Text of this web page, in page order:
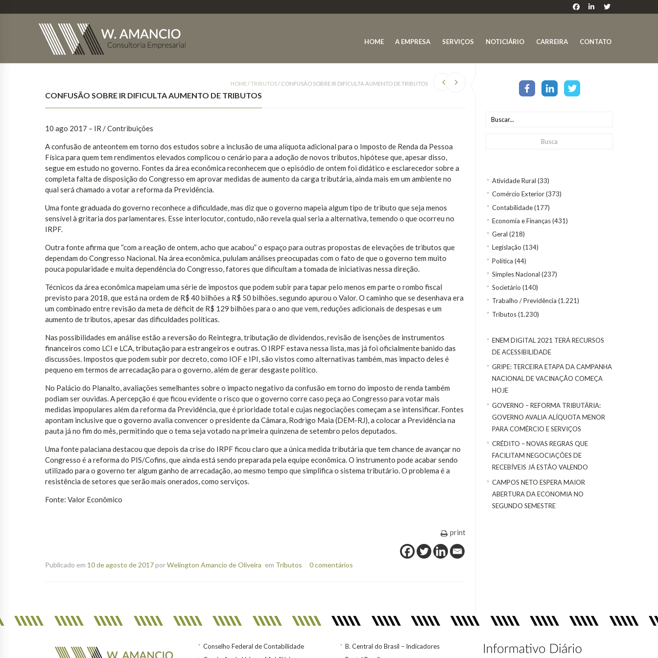
HOME A EMPRESA SERVIÇOS NOTICIÁRIO CARREIRA CONTATO
Atividade Rural (33)
Comércio Exterior(373)
Contabilidade(177)
Economia e Finanças(431)
Geral (218)
Legislação (134)
Política (44)
Simples Nacional (237)
Societário (140)
Trabalho / Previdência (1.221)
Tributos(1.230)
ENEM DIGITAL 2021 TERÁ RECURSOS
DE ACESSIBILIDADE
GRIPE: TERCEIRA ETAPA DA CAMPANHA
NACIONAL DE VACINAÇÃO COMEÇA
HOJE
GOVERNO – REFORMA TRIBUTÁRIA:
GOVERNO AVALIA ALÍQUOTA MENOR
PARA COMÉRCIO E SERVIÇOS
CRÉDITO – NOVAS REGRAS QUE
FACILITAM NEGOCIAÇÕES DE
RECEBÍVEIS JÁ ESTÃO VALENDO
CAMPOS NETO ESPERA MAIOR
ABERTURA DA ECONOMIA NO
SEGUNDO SEMESTRE
HOME/TRIBUTOS/ CONFUSÃO SOBRE IR DIFICULTA AUMENTO DE TRIBUTOS
CONFUSÃO SOBRE IR DIFICULTA AUMENTO DE TRIBUTOS
10 ago 2017 – IR / Contribuições
A confusão de anteontem em torno dos estudos sobre a inclusão de uma alíquota adicional para o Imposto de Renda da Pessoa
Física para quem tem rendimentos elevados complicou o cenário para a adoção de novos tributos, hipótese que, apesar disso,
segue em estudo no governo. Fontes da área econômica reconhecem que o episódio de ontem foi didático e esclarecedor sobre a
completa falta de disposição do Congresso em aprovar medidas de aumento da carga tributária, ainda mais em um ambiente no
qual será chamado a votar a reforma da Previdência.
Uma fonte graduada do governo reconhece a dificuldade, mas diz que o governo mapeia algum tipo de tributo que seja menos
sensível à gritaria dos parlamentares. Esse interlocutor, contudo, não revela qual seria a alternativa, temendo o que ocorreu no
IRPF.
Outra fonte afirma que “com a reação de ontem, acho que acabou” o espaço para outras propostas de elevações de tributos que
dependam do Congresso Nacional. Na área econômica, pululam análises preocupadas com o fato de que o governo tem muito
pouca popularidade e muita dependência do Congresso, fatores que dificultam a tomada de iniciativas nessa direção.
Técnicos da área econômica mapeiam uma série de impostos que podem subir para tapar pelo menos em parte o rombo fiscal
previsto para 2018, que está na ordem de R$ 40 bilhões a R$ 50 bilhões, segundo apurou o Valor. O caminho que se desenhava era
um combinado entre revisão da meta de déficit de R$ 129 bilhões para o ano que vem, reduções adicionais de despesas e um
aumento de tributos, apesar das dificuldades políticas.
Nas possibilidades em análise estão a reversão do Reintegra, tributação de dividendos, revisão de isenções de instrumentos
financeiros como LCI e LCA, tributação para estrangeiros e outras. O IRPF estava nessa lista, mas já foi oficialmente banido das
discussões. Impostos que podem subir por decreto, como IOF e IPI, são vistos como alternativas também, mas impacto deles é
pequeno em termos de arrecadação para o governo, além de gerar desgaste político.
No Palácio do Planalto, avaliações semelhantes sobre o impacto negativo da confusão em torno do imposto de renda também
podiam ser ouvidas. A percepção é que ficou evidente o risco que o governo corre caso peça ao Congresso para votar mais
medidas impopulares além da reforma da Previdência, que é prioridade total e cujas negociações começam a se intensificar. Fontes
apontam inclusive que o governo avalia convencer o presidente da Câmara, Rodrigo Maia (DEM-RJ), a colocar a Previdência na
pauta já no fim do mês, permitindo que o tema seja votado na primeira quinzena de setembro pelos deputados.
Uma fonte palaciana destacou que depois da crise do IRPF ficou claro que a única medida tributária que tem chance de avançar no
Congresso é a reforma do PIS/Cofins, que ainda está sendo preparada pela equipe econômica. O instrumento pode acabar sendo
utilizado para o governo ter algum ganho de arrecadação, ao mesmo tempo que simplifica o sistema tributário. O problema é a
resistência de setores que serão mais onerados, como serviços.
Fonte: Valor Econômico
print
Publicado em 10 de agosto de 2017porWelington Amancio de Oliveira em Tributos 0 comentários
Conselho Federal de Contabilidade
B. Central do Brasil – Indicadores